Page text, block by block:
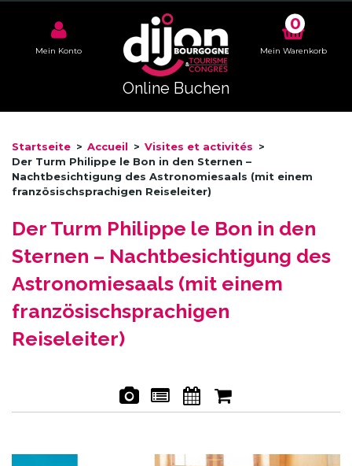
Online Buchen
Mein Konto Mein Warenkorb
0
Startseite > Accueil > Visites et activités >
Der Turm Philippe le Bon in den Sternen –
Nachtbesichtigung des Astronomiesaals (mit einem
französischsprachigen Reiseleiter)
Der Turm Philippe le Bon in den
Sternen – Nachtbesichtigung des
Astronomiesaals (mit einem
französischsprachigen
Reiseleiter)